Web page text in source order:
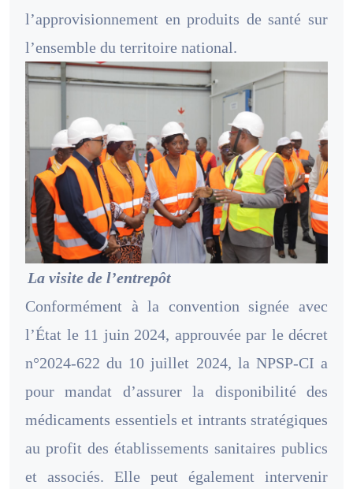
l’approvisionnement en produits de santé sur
l’ensemble du territoire national.
La visite de l’entrepôt
Conformément à la convention signée avec
l’État le 11 juin 2024, approuvée par le décret
n°2024-622 du 10 juillet 2024, la NPSP-CI a
pour mandat d’assurer la disponibilité des
médicaments essentiels et intrants stratégiques
au profit des établissements sanitaires publics
et associés. Elle peut également intervenir